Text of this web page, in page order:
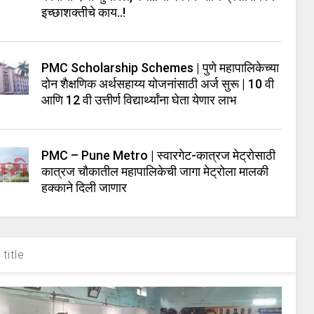
इच्छाशक्तीचे काय..!
PMC Scholarship Schemes | पुणे महापालिकेच्या
दोन शैक्षणिक अर्थसहाय्य योजनांसाठी अर्ज सुरू | 10 वी
आणि 12 वी उत्तीर्ण विद्यार्थ्यांना घेता येणार लाभ
PMC – Pune Metro | स्वारगेट-कात्रज मेट्रोसाठी
कात्रज चौकातील महापालिकेची जागा मेट्रोला मालकी
हक्काने दिली जाणार